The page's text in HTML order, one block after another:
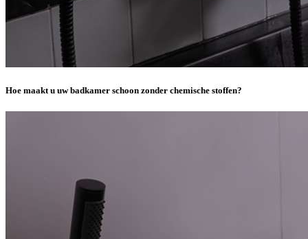
Hoe maakt u uw badkamer schoon zonder chemische stoffen?